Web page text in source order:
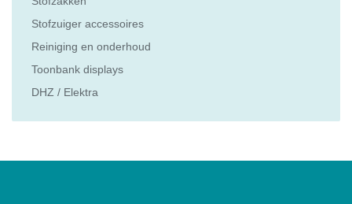
Stofzuiger accessoires
Reiniging en onderhoud
Toonbank displays
DHZ / Elektra